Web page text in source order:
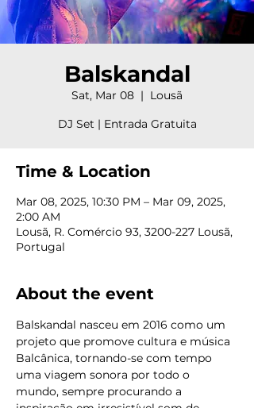
Balskandal
Sat, Mar 08
  |
Lousã
DJ Set | Entrada Gratuita
Time & Location
Mar 08, 2025, 10:30 PM – Mar 09, 2025,
2:00 AM
Lousã, R. Comércio 93, 3200-227 Lousã,
Portugal
About the event
Balskandal nasceu em 2016 como um
projeto que promove cultura e música
Balcânica, tornando-se com tempo
uma viagem sonora por todo o
mundo, sempre procurando a